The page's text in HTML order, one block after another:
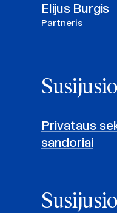
Elijus Burgis
Partneris
Privataus
sandoriai